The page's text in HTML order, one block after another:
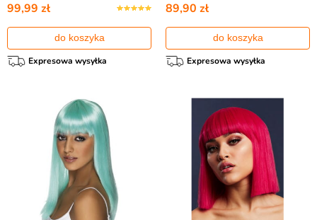
99,99 zł
do koszyka
Expresowa wysyłka
89,90 zł
do koszyka
Expresowa wysyłka